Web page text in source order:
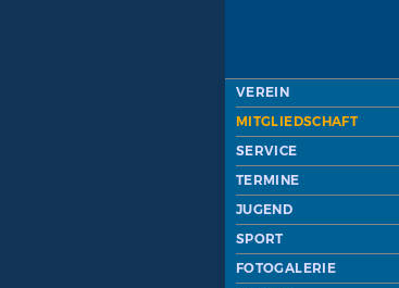
VEREIN
MITGLIEDSCHAFT
SERVICE
TERMINE
JUGEND
SPORT
FOTOGALERIE